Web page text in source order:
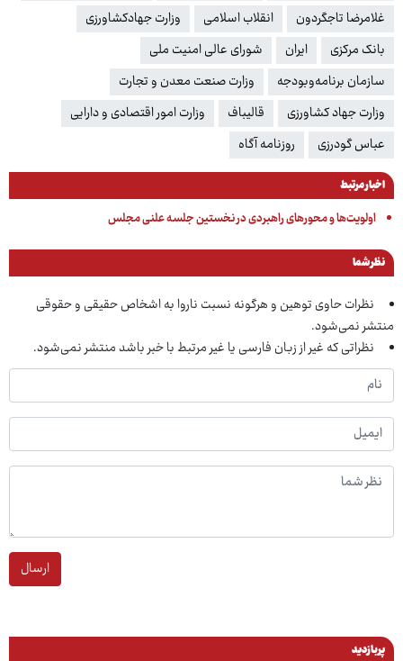
غلامرضا تاجگردون
انقلاب اسلامی
وزارت جهادکشاورزی
بانک مرکزی
ایران
شورای عالی امنیت ملی
سازمان برنامه‌وبودجه
وزارت صنعت معدن و تجارت
وزارت جهاد کشاورزی
قالیباف
وزارت امور اقتصادی و دارایی
عباس گودرزی
روزنامه آگاه
اخبار مرتبط
اولویت‌ها و محورهای راهبردی در نخستین جلسه علنی مجلس
نظر شما
نظرات حاوی توهین و هرگونه نسبت ناروا به اشخاص حقیقی و حقوقی
منتشر نمی‌شود.
نظراتی که غیر از زبان فارسی یا غیر مرتبط با خبر باشد منتشر نمی‌شود.
ارسال
پربازدید